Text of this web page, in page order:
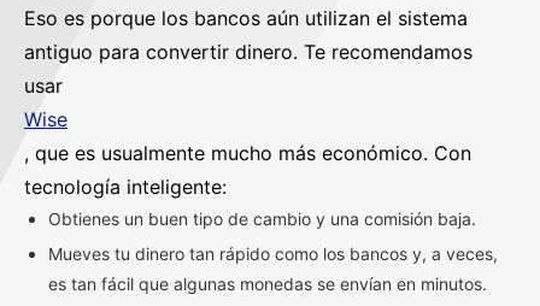
Eso es porque los bancos aún utilizan el sistema
antiguo para convertir dinero. Te recomendamos
usar
Wise
, que es usualmente mucho más económico. Con
tecnología inteligente:
Obtienes un buen tipo de cambio y una comisión baja.
Mueves tu dinero tan rápido como los bancos y, a veces,
es tan fácil que algunas monedas se envían en minutos.